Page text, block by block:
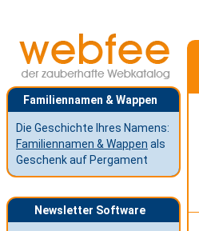
Familiennamen & Wappen
Die Geschichte Ihres Namens:
Familiennamen & Wappen als
Geschenk auf Pergament
Newsletter Software